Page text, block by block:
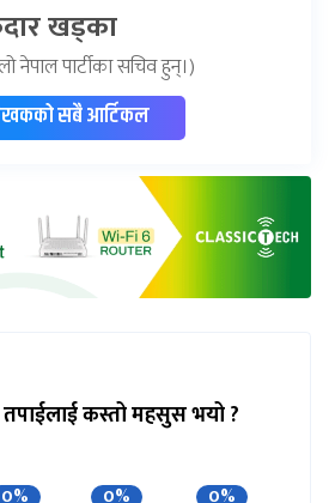
खड्का
नेपाल पार्टीका सचिव हुन्।)
सबै आर्टिकल
कस्तो महसुस भयो ?
0% 0% 0%